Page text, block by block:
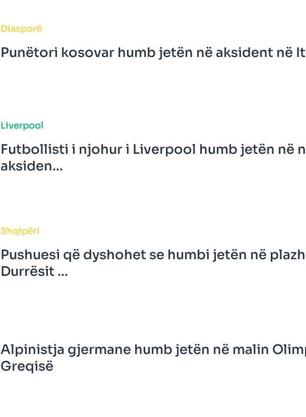
Diasporë
Punëtori kosovar humb jetën në aksident në
Liverpool
Futbollisti i njohur i Liverpool humb jetën në
aksiden...
Shqipëri
Pushuesi që dyshohet se humbi jetën në
Durrësit ...
Alpinistja gjermane humb jetën në malin
Greqisë